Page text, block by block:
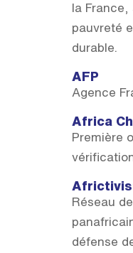
la
pauvreté
durable.
AFP
Agence
Africa
Première
Réseau
défense